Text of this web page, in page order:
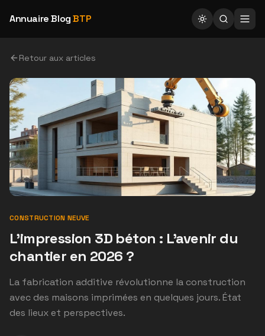
Annuaire BlogBTP
Retour aux articles
CONSTRUCTION NEUVE
L'impression 3D béton : L'avenir du
chantier en 2026 ?
La fabrication additive révolutionne la construction
avec des maisons imprimées en quelques jours. État
des lieux et perspectives.